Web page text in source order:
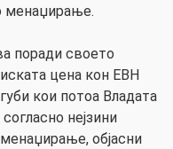
менаџирање.
поради своето
цена кон ЕВН
кои потоа Владата
нејзини
објасни